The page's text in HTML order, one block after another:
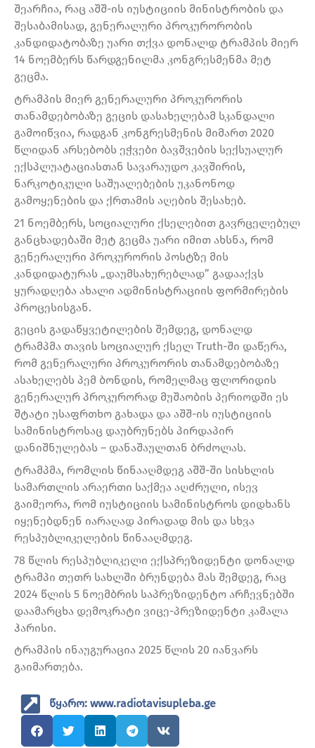
შეარჩია, რაც აშშ-ის იუსტიციის მინისტრობის და
შესაბამისად, გენერალური პროკურორობის
კანდიდატობაზე უარი თქვა დონალდ ტრამპის მიერ
14 ნოემბერს წარდგენილმა კონგრესმენმა მეტ
გეცმა.
ტრამპის მიერ გენერალური პროკურორის
თანამდებობაზე გეცის დასახელებამ სკანდალი
გამოიწვია, რადგან კონგრესმენის მიმართ 2020
წლიდან არსებობს ეჭვები ბავშვების სექსუალურ
ექსპლუატაციასთან სავარაუდო კავშირის,
ნარკოტიკული საშუალებების უკანონოდ
გამოყენების და ქრთამის აღების შესახებ.
21 ნოემბერს, სოციალური ქსელებით გავრცელებულ
განცხადებაში მეტ გეცმა უარი იმით ახსნა, რომ
გენერალური პროკურორის პოსტზე მის
კანდიდატურას „დაუმსახურებლად” გადააქვს
ყურადღება ახალი ადმინისტრაციის ფორმირების
პროცესისგან.
გეცის გადაწყვეტილების შემდეგ, დონალდ
ტრამპმა თავის სოციალურ ქსელ Truth-ში დაწერა,
რომ გენერალური პროკურორის თანამდებობაზე
ასახელებს პემ ბონდის, რომელმაც ფლორიდის
გენერალურ პროკურორად მუშაობის პერიოდში ეს
შტატი უსაფრთხო გახადა და აშშ-ის იუსტიციის
სამინისტროსაც დაუბრუნებს პირდაპირ
დანიშნულებას – დანაშაულთან ბრძოლას.
ტრამპმა, რომლის წინააღმდეგ აშშ-ში სისხლის
სამართლის არაერთი საქმეა აღძრული, ისევ
გაიმეორა, რომ იუსტიციის სამინისტროს დიდხანს
იყენებდნენ იარაღად პირადად მის და სხვა
რესპუბლიკელების წინააღმდეგ.
78 წლის რესპუბლიკელი ექსპრეზიდენტი დონალდ
ტრამპი თეთრ სახლში ბრუნდება მას შემდეგ, რაც
2024 წლის 5 ნოემბრის საპრეზიდენტო არჩევნებში
დაამარცხა დემოკრატი ვიცე-პრეზიდენტი კამალა
ჰარისი.
ტრამპის ინაუგურაცია 2025 წლის 20 იანვარს
გაიმართება.
წყარო: www.radiotavisupleba.ge